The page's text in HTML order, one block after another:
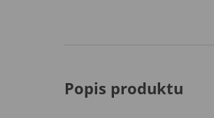
Popis produktu